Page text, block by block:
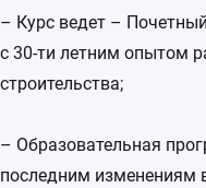
– Курс ведет –
с 30-ти летним опытом
строительства;
– Образовательная
последним изменениям